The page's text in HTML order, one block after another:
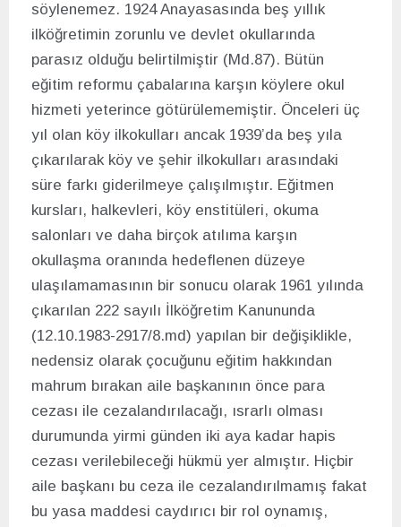
söylenemez. 1924 Anayasasında beş yıllık
ilköğretimin zorunlu ve devlet okullarında
parasız olduğu belirtilmiştir (Md.87). Bütün
eğitim reformu çabalarına karşın köylere okul
hizmeti yeterince götürülememiştir. Önceleri üç
yıl olan köy ilkokulları ancak 1939’da beş yıla
çıkarılarak köy ve şehir ilkokulları arasındaki
süre farkı giderilmeye çalışılmıştır. Eğitmen
kursları, halkevleri, köy enstitüleri, okuma
salonları ve daha birçok atılıma karşın
okullaşma oranında hedeflenen düzeye
ulaşılamamasının bir sonucu olarak 1961 yılında
çıkarılan 222 sayılı İlköğretim Kanununda
(12.10.1983-2917/8.md) yapılan bir değişiklikle,
nedensiz olarak çocuğunu eğitim hakkından
mahrum bırakan aile başkanının önce para
cezası ile cezalandırılacağı, ısrarlı olması
durumunda yirmi günden iki aya kadar hapis
cezası verilebileceği hükmü yer almıştır. Hiçbir
aile başkanı bu ceza ile cezalandırılmamış fakat
bu yasa maddesi caydırıcı bir rol oynamış,